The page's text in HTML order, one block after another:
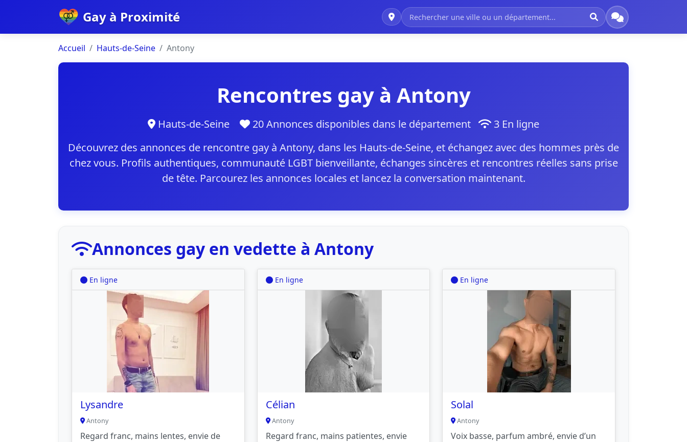
Gay à Proximité
Accueil Hauts-de-Seine Antony
Rencontres gay à Antony
Hauts-de-Seine 20 Annonces disponibles dans le département
3 En ligne
Découvrez des annonces de rencontre gay à Antony, dans les Hauts-de-Seine, et échangez avec des hommes près de
chez vous. Profils authentiques, communauté LGBT bienveillante, échanges sincères et rencontres réelles sans prise
de tête. Parcourez les annonces locales et lancez la conversation maintenant.
Annonces gay en vedette à Antony
En ligne
Lysandre
Antony
Regard franc, mains lentes, envie de
En ligne
Célian
Antony
Regard franc, mains patientes, envie
En ligne
Solal
Antony
Voix basse, parfum ambré, envie d’un